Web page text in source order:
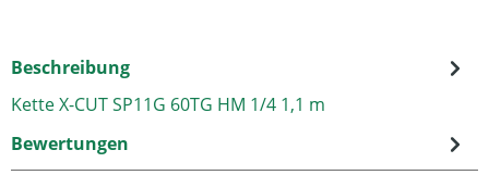
Beschreibung
Kette X-CUT SP11G 60TG HM 1/4 1,1 m
Bewertungen